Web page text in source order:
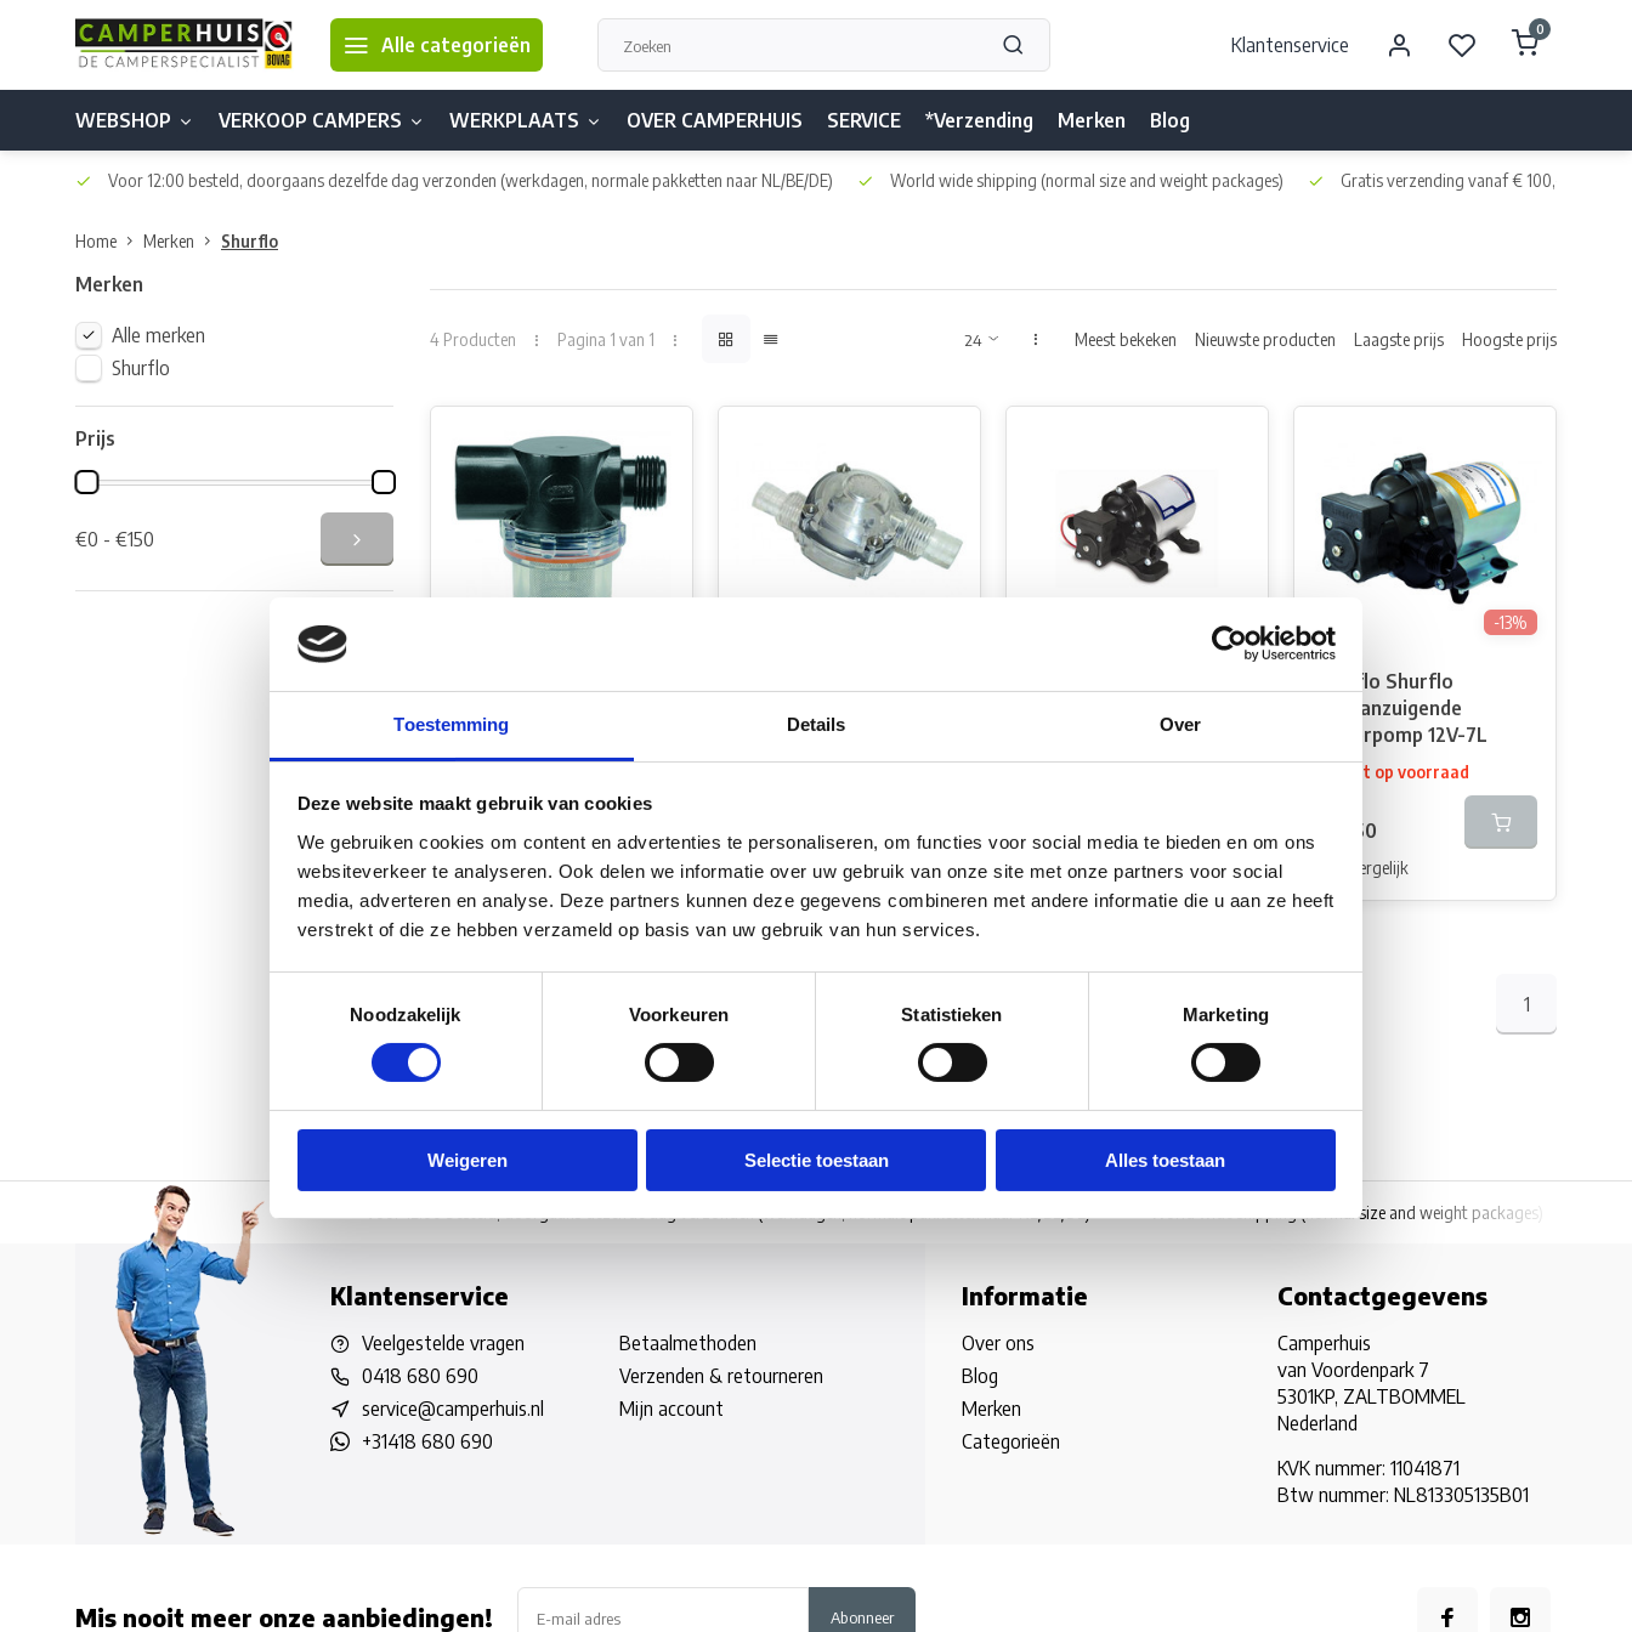
Toestemming Details Over
Deze website maakt gebruik van cookies
We gebruiken cookies om content en advertenties te personaliseren, om functies voor social media te bieden en om ons
websiteverkeer te analyseren. Ook delen we informatie over uw gebruik van onze site met onze partners voor social
media, adverteren en analyse. Deze partners kunnen deze gegevens combineren met andere informatie die u aan ze heeft
verstrekt of die ze hebben verzameld op basis van uw gebruik van hun services.
Noodzakelijk
Voorkeuren Statistieken Marketing
Weigeren Selectie toestaan Alles toestaan
Alle categorieën Klantenservice
0
WEBSHOP VERKOOP CAMPERS WERKPLAATS OVER CAMPERHUIS SERVICE *Verzending Merken Blog
Voor 12:00 besteld, doorgaans dezelfde dag verzonden (werkdagen, normale pakketten naar NL/BE/DE) World wide shipping (normal size and weight packages) Gratis verzending vanaf € 100,- naar NL
Home Merken Shurflo
Merken
Alle merken
Shurflo
Prijs
€0 - €150
4 Producten Pagina 1 van 1 Meest bekeken Nieuwste producten Laagste prijs Hoogste prijs
1/2 Inch
Vergelijk
Vergelijk
Waterpomp 12V-10L
Vergelijk
-13%
Shurflo Shurflo
Zelfaanzuigende
Waterpomp 12V-7L
Niet op voorraad
€82,50
Vergelijk
1
(normal size and weight packages)
Klantenservice
Veelgestelde vragen
0418 680 690
service@camperhuis.nl
+31418 680 690
Betaalmethoden
Verzenden & retourneren
Mijn account
Informatie
Over ons
Blog
Merken
Categorieën
Contactgegevens
Camperhuis
van Voordenpark 7
5301KP, ZALTBOMMEL
Nederland
KVK nummer: 11041871
Btw nummer: NL813305135B01
Mis nooit meer onze aanbiedingen! Abonneer